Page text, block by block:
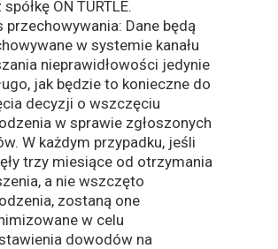
ON TURTLE.
przechowywania: Dane będą
w systemie kanału
nieprawidłowości jedynie
jak będzie to konieczne do
decyzji o wszczęciu
w sprawie zgłoszonych
W każdym przypadku, jeśli
trzy miesiące od otrzymania
a nie wszczęto
zostaną one
w celu
dowodów na